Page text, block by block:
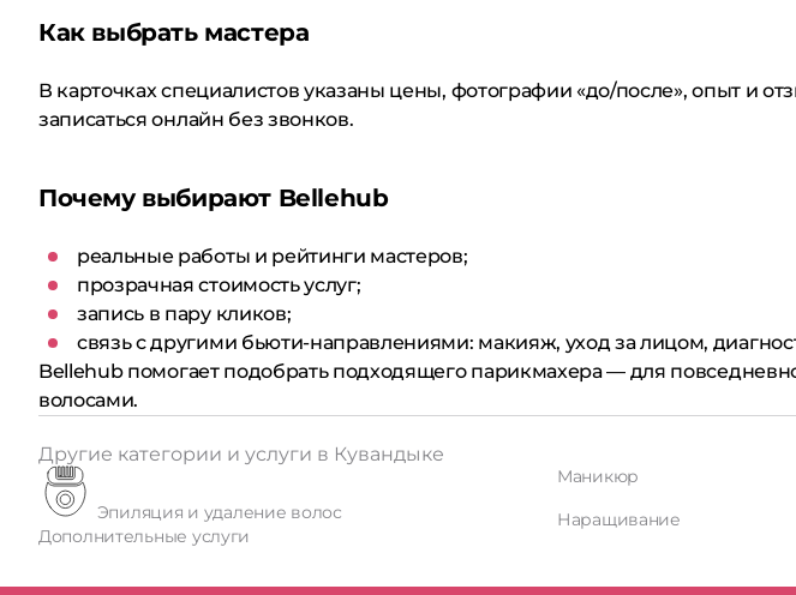
Как выбрать мастера
В карточках специалистов указаны цены, фотографии «до/после», опыт и
записаться онлайн без звонков.
Почему выбирают Bellehub
реальные работы и рейтинги мастеров;
прозрачная стоимость услуг;
запись в пару кликов;
связь с другими бьюти-направлениями: макияж, уход за лицом,
Bellehub помогает подобрать подходящего парикмахера — для
волосами.
Другие категории и услуги в Кувандыке
Эпиляция и удаление волос
Дополнительные услуги
Маникюр
Наращивание